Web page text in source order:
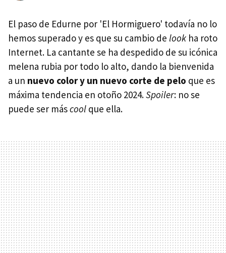
El paso de Edurne por 'El Hormiguero' todavía no lo
hemos superado y es que su cambio de look ha roto
Internet. La cantante se ha despedido de su icónica
melena rubia por todo lo alto, dando la bienvenida
a un nuevo color y un nuevo corte de pelo que es
máxima tendencia en otoño 2024.Spoiler: no se
puede ser máscool que ella.